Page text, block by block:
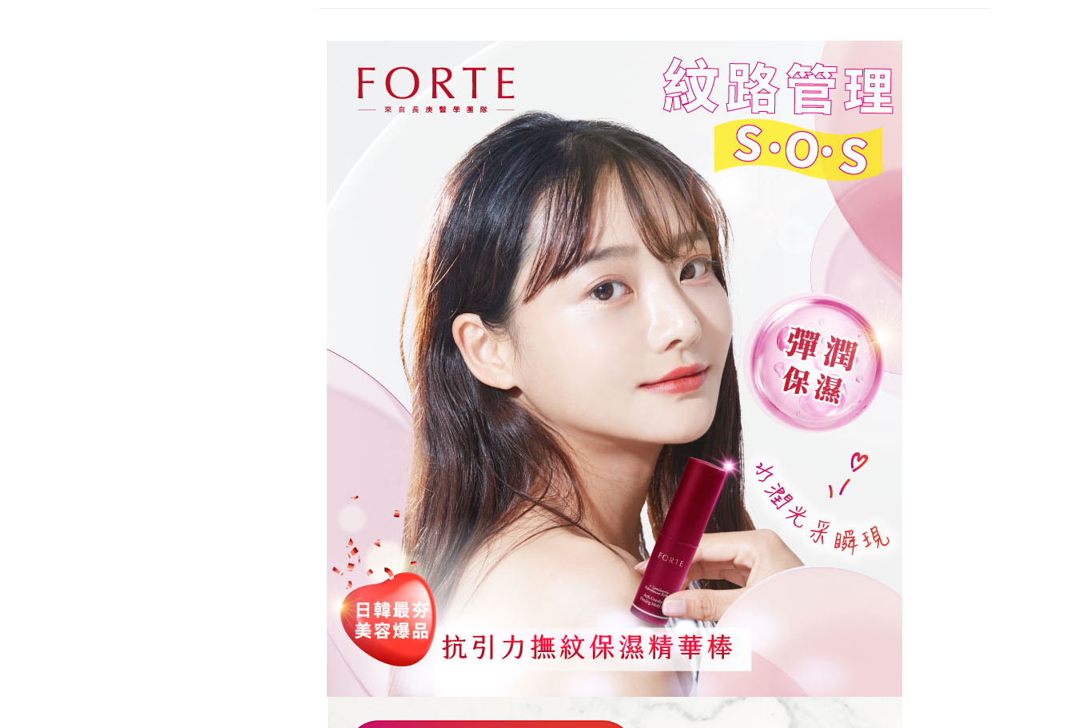
相關說明
【大哥付你分期使用說明】
1.本服務由台灣大哥大提供，台灣大哥大用戶可立即使用無須另外申請。
2.付款方式選擇「大哥付你分期」，訂單成立後會自動跳轉到大哥付的交易
流程，驗證手機門號後，選擇欲分期的期數、繳款截止日，確認付款後即
3.實際核准額度、可分期數及費用金額請依後續交易確認頁面所載為準。
4.訂單成立30分鐘內，如未前往確認交易或遇審核未通過，訂單將自動取
消。如遇「轉專審核」未通過狀況，表示未達大哥付你分期系統評分，恕
無法說明評估內容。
【繳款方式說明】
1.分期款項不併入電信帳單，「大哥付你分期」於每月結算日後寄送繳費提
醒簡訊。
2.透過簡訊連結打開帳單後，可選擇「超商條碼／台灣大直營門市／銀行轉
帳／街口支付／iPASS MONEY」等通路繳費。
【注意事項】
1.本服務係由「台灣大哥大股份有限公司」（以下簡稱本公司）所提供，讓
用戶於交易時，得透過本服務購買商品或服務，並由商店將買賣／分期付
款買賣價金債權讓與本公司後，依約使用本公司帳單繳交帳款。
2.基於同意付款使用「大哥付你分期」之契約關係目的，商店將以您的個人
資料（包含姓名、電話或地址）提供予台灣大哥大進項蒐集、處理及利
用，由本公司與您本人進行分期帳單所需資料之確認、核對及更正。
3.完整用戶服務條款，請詳閱以下連結：https://oppay.tw/userRule
AFTEE先享後付
相關說明
【關於「AFTEE先享後付」】
AFTEE先享後付是「在收到商品之後才付款」的支付方式。 讓您購物簡單
便利好安心！
１．簡單：不需註冊會員、不需綁卡、不需儲值。
２．便利：只要手機號碼，簡訊認證，即可結帳。
３．安心：先確認商品／服務後，再付款。
【「AFTEE先享後付」結帳流程】
１．於結帳方式選擇「AFTEE先享後付」後，將跳轉至「AFTEE先享後
付」結帳頁面，進行簡訊認證並確認金額後，即可完成結帳。
２．訂單成立數日內，您將收到繳費通知簡訊。
３．收到繳費通知簡訊後14天內，點擊此簡訊中的連結，可透過四大超商
／ATM／網路銀行／等多元方式進行付款，方視為交易完成。
※ 請注意：結帳手續完成當下不需立刻繳費，但若您需要取消訂單，請聯
絡購買商品的店家。未經商家同意取消之訂單仍視為有效，需透過AFTEE
先享後付繳納相關費用。
※ 交易是否成功請以「AFTEE先享後付 」之結帳頁面顯示為準，若有關於
是否繳費成功／繳費後需取消欲退款等相關疑問，請聯繫「AFTEE先享後
付客戶支援中心」
https://netprotections.freshdesk.com/support/home
【注意事項】
１．透過由恩沛科技股份有限公司提供之「AFTEE先享後付」服務完成之
交易，需依本服務之必要範圍內提供個人資料，並將交易相關給付款項請
求債權轉讓予恩沛科技股份有限公司。
２．關於個人資料處理事宜，請瀏覽以下網址：
https://aftee.tw/terms/#terms3
３．未成年的使用者請事先徵得法定代理人或監護人之同意方可使用
「AFTEE先享後付」，若未經同意申辦者引起之損失，本公司不負相關責
４．使用「AFTEE先享後付」時，將依據個別帳號之用戶狀況，依本公司
即時審查核予不同之上限額度；若仍有額度不足之情形，本公司將視審查
結果請求用戶進行身份認證。
５．嚴禁一人註冊多個帳號或使用他人資訊註冊。若發現惡意使用之情
形，恩沛科技股份有限公司將有權停止該用戶之使用額度並採取法律行
動。
相關說明
「Hami Point」為中華電信所提供之點數服務，可於會員專區綁定中華電
信會員帳號後，即可在購物車使用 Hami Point 折抵消費金額 (1點等於1
元)。
ATM付款
貨到付款
運送方式
全家取貨付款
每筆NT$90，滿NT$1,000(含以上)免運費
付款後全家取貨
每筆NT$90，滿NT$1,000(含以上)免運費
萊爾富取貨付款
每筆NT$90，滿NT$1,000(含以上)免運費
付款後萊爾富取貨
每筆NT$90，滿NT$1,000(含以上)免運費
7-11取貨付款
每筆NT$90，滿NT$1,000(含以上)免運費
付款後7-11取貨
每筆NT$90，滿NT$1,000(含以上)免運費
宅配
每筆NT$90，滿NT$1,000(含以上)免運費
貨到付款
每筆NT$90，滿NT$1,000(含以上)免運費